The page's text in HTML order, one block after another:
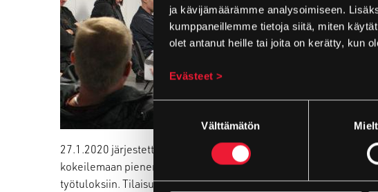
ja kävijämäärämme analysoimiseen.
kumppaneillemme tietoja siitä, miten
olet antanut heille tai joita on kerätty, kun
Evästeet >
Suostumuksen
Välttämätön
27.1.2020 järjestettiin kaikille työntekijöille infotilaisuus 5S-
kokeilemaan pienen leikkimielisen harjoituksen muodossa,
työtuloksiin. Tilaisuuden tavoitteena oli yhtenäistää ajatusta siitä,